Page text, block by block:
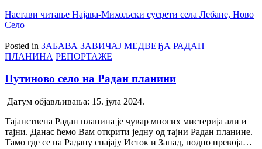
Настави читање Најава-Михољски сусрети села Лебане, Ново
Село
Posted in ЗАБАВА ЗАВИЧАЈ МЕДВЕЂА РАДАН
ПЛАНИНА РЕПОРТАЖЕ
Путиново село на Радан планини
Датум објављивања: 15. јула 2024.
Тајанствена Радан планина је чувар многих мистерија али и
тајни. Данас ћемо Вам открити једну од тајни Радан планине.
Тамо где се на Радану спајају Исток и Запад, подно превоја…